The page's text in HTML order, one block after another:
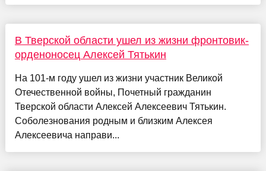
В Тверской области ушел из жизни фронтовик-
орденоносец Алексей Тятькин
На 101-м году ушел из жизни участник Великой
Отечественной войны, Почетный гражданин
Тверской области Алексей Алексеевич Тятькин.
Соболезнования родным и близким Алексея
Алексеевича направи...